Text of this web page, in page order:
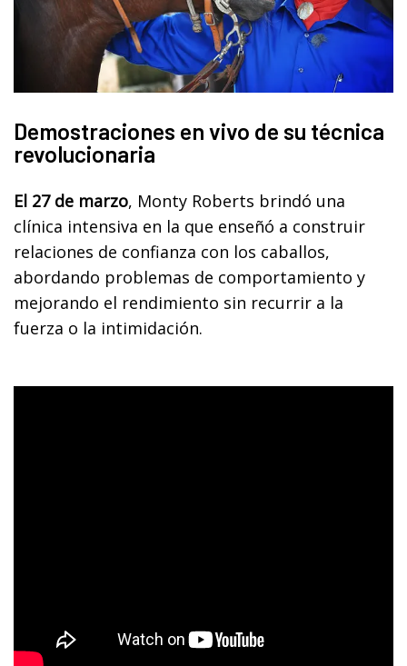
Demostraciones en vivo de su técnica
revolucionaria
El 27 de marzo, Monty Roberts brindó una
clínica intensiva en la que enseñó a construir
relaciones de confianza con los caballos,
abordando problemas de comportamiento y
mejorando el rendimiento sin recurrir a la
fuerza o la intimidación.